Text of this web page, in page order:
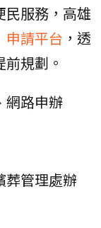
民服務，高雄
申請平台 ，透
規劃。
網路申辦
葬管理處辦